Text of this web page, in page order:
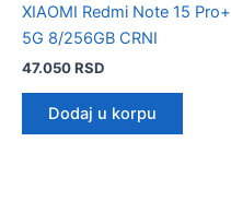
XIAOMI Redmi Note 15 Pro+
5G 8/256GB CRNI
47.050RSD
Dodaj u korpu